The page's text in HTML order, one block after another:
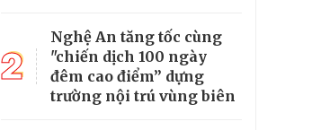
2
Nghệ An tăng tốc cùng
"chiến dịch 100 ngày
đêm cao điểm” dựng
trường nội trú vùng biên